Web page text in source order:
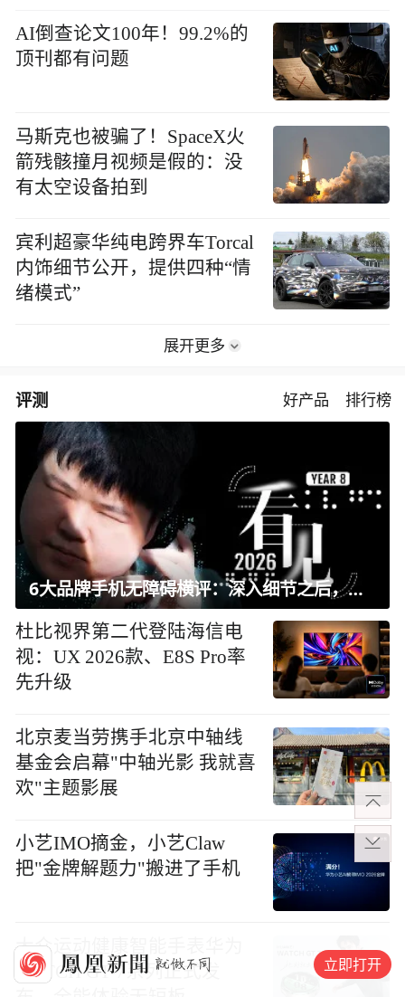
AI倒查论文100年！99.2%的
顶刊都有问题
马斯克也被骗了！SpaceX火
箭残骸撞月视频是假的：没
有太空设备拍到
宾利超豪华纯电跨界车Torcal
内饰细节公开，提供四种“情
绪模式”
展开更多
评测 好产品 排行榜
6大品牌手机无障碍横评：深入细节之后，似乎只有苹果能挺住？｜ 看见2026
杜比视界第二代登陆海信电
视：UX 2026款、E8S Pro率
先升级
北京麦当劳携手北京中轴线
基金会启幕"中轴光影 我就喜
欢"主题影展
小艺IMO摘金，小艺Claw
把"金牌解题力"搬进了手机
大众运动健康智能手表华为
WATCH GT 7系列正式发
立即打开